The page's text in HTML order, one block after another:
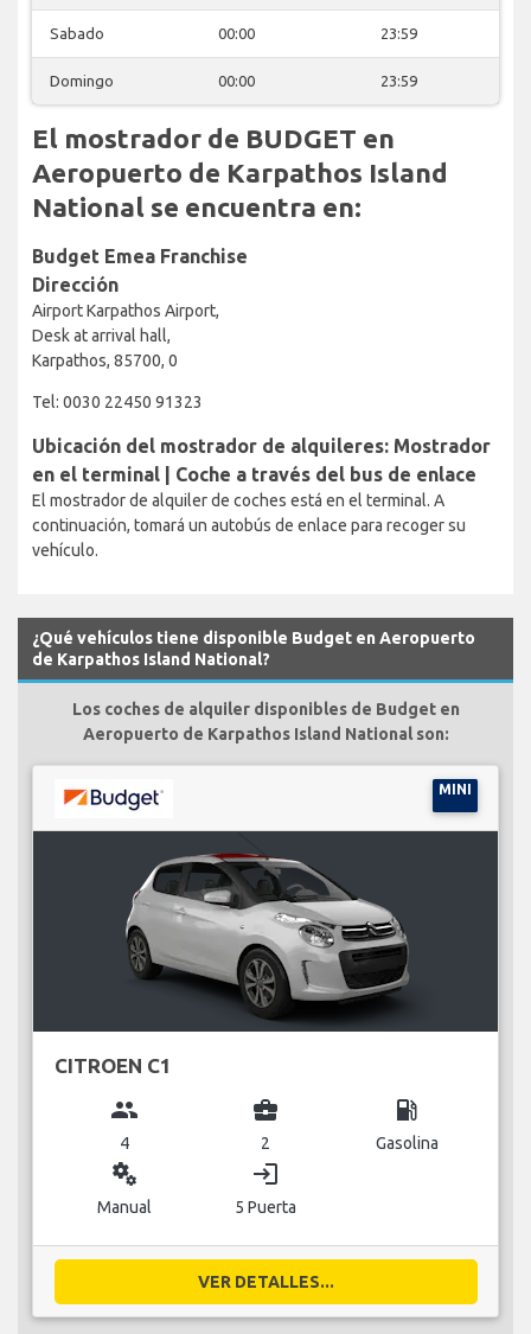
Sabado 00:00 23:59
Domingo 00:00 23:59
El mostrador de BUDGET en
Aeropuerto de Karpathos Island
National se encuentra en:
Budget Emea Franchise
Dirección
Airport Karpathos Airport,
Desk at arrival hall,
Karpathos, 85700, 0
Tel: 0030 22450 91323
Ubicación del mostrador de alquileres: Mostrador
en el terminal | Coche a través del bus de enlace
El mostrador de alquiler de coches está en el terminal. A
continuación, tomará un autobús de enlace para recoger su
vehículo.
¿Qué vehículos tiene disponible Budget en Aeropuerto
de Karpathos Island National?
Los coches de alquiler disponibles de Budget en
Aeropuerto de Karpathos Island National son:
MINI
CITROEN C1
group
4
business_center
2
local_gas_station
Gasolina
miscellaneous_services
Manual
login
5 Puerta
VER DETALLES...